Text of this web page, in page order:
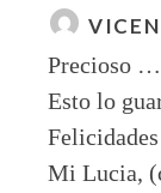
Precioso …
Esto lo
Mi Lucia,